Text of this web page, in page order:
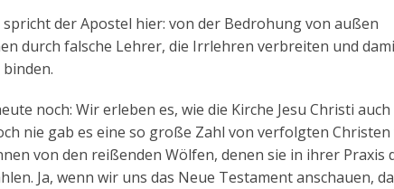
der Apostel hier: von der Bedrohung von außen
durch falsche Lehrer, die Irrlehren verbreiten und
noch: Wir erleben es, wie die Kirche Jesu Christi auch
nie gab es eine so große Zahl von verfolgten Christen
von den reißenden Wölfen, denen sie in ihrer Praxis
Ja, wenn wir uns das Neue Testament anschauen,